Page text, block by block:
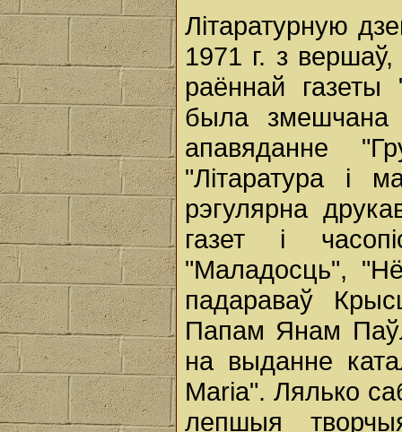
Літаратурную
1971 г. з вершаў,
раённай
была змешчана
апавяданне
"Літаратура і
рэгулярна
газет і
"Маладосць",
падараваў
Папам Янам
на выданне
Maria". Лялько
лепшыя